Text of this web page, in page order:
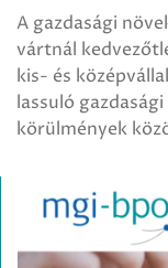
A gazdasági
vártnál
kis- és
lassuló
körülmények